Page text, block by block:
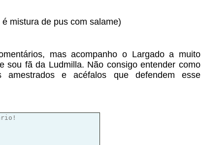
mistura de pus com salame)
mas acompanho o Largado a muito
sou fã da Ludmilla. Não consigo entender como
amestrados e acéfalos que defendem esse